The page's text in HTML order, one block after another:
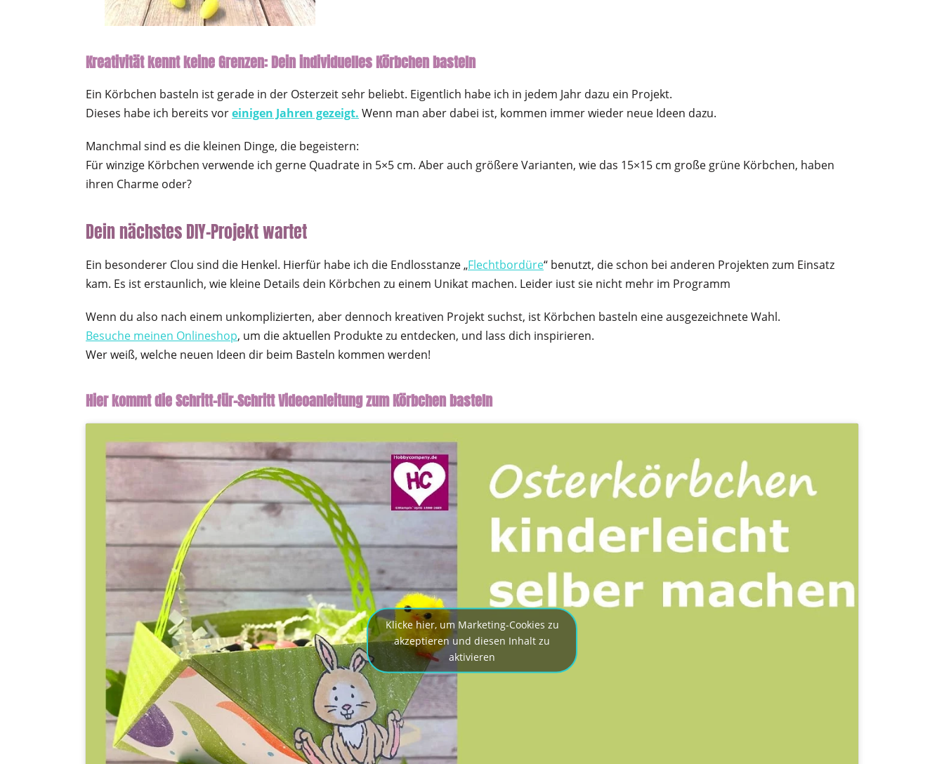
Kreativität kennt keine Grenzen: Dein individuelles Körbchen basteln
Ein Körbchen basteln ist gerade in der Osterzeit sehr beliebt. Eigentlich habe ich in jedem Jahr dazu ein Projekt.
Dieses habe ich bereits voreinigen Jahren gezeigt. Wenn man aber dabei ist, kommen immer wieder neue Ideen dazu.
Manchmal sind es die kleinen Dinge, die begeistern:
Für winzige Körbchen verwende ich gerne Quadrate in 5×5 cm. Aber auch größere Varianten, wie das 15×15 cm große grüne Körbchen, haben
ihren Charme oder?
Dein nächstes DIY-Projekt wartet
Ein besonderer Clou sind die Henkel. Hierfür habe ich die Endlosstanze „Flechtbordüre“ benutzt, die schon bei anderen Projekten zum Einsatz
kam. Es ist erstaunlich, wie kleine Details dein Körbchen zu einem Unikat machen. Leider iust sie nicht mehr im Programm
Wenn du also nach einem unkomplizierten, aber dennoch kreativen Projekt suchst, ist Körbchen basteln eine ausgezeichnete Wahl.
Besuche meinen Onlineshop, um die aktuellen Produkte zu entdecken, und lass dich inspirieren.
Wer weiß, welche neuen Ideen dir beim Basteln kommen werden!
Hier kommt die Schritt-für-Schritt Videoanleitung zum Körbchen basteln
Klicke hier, um Marketing-Cookies zu
akzeptieren und diesen Inhalt zu
aktivieren